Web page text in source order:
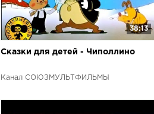
38:13
Сказки для детей - Чиполлино
Канал СОЮЗМУЛЬТФИЛЬМЫ